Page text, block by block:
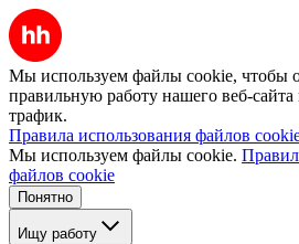
Мы используем файлы cookie, чтобы
правильную работу нашего веб-сайта
трафик.
Правила использования файлов
Мы используем файлы cookie.
файлов cookie
Понятно
Ищу работу